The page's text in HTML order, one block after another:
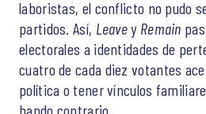
laboristas, el conflicto no pudo
partidos. Así, Leavey Remain
electorales a identidades de
cuatro de cada diez votantes
política o tener vínculos
bando contrario.